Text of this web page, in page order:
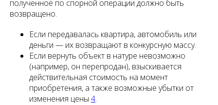
полученное по спорной операции должно быть
возвращено.
Если передавалась квартира, автомобиль или
деньги — их возвращают в конкурсную массу.
Если вернуть объект в натуре невозможно
(например, он перепродан), взыскивается
действительная стоимость на момент
приобретения, а также возможные убытки от
изменения цены 4.